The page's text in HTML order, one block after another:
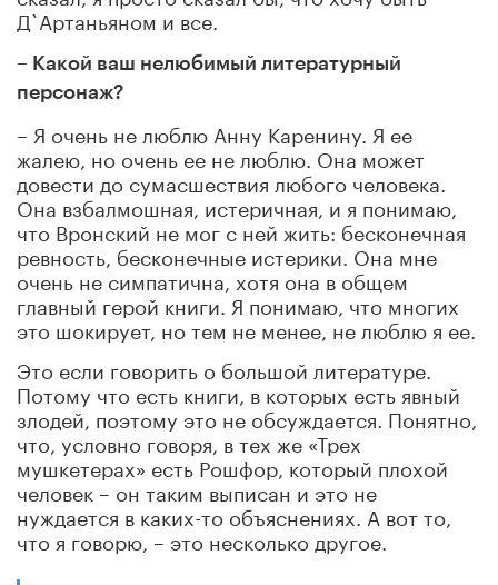
Д`Артаньяном и все.
– Какой ваш нелюбимый литературный
персонаж?
– Я очень не люблю Анну Каренину. Я ее
жалею, но очень ее не люблю. Она может
довести до сумасшествия любого человека.
Она взбалмошная, истеричная, и я понимаю,
что Вронский не мог с ней жить: бесконечная
ревность, бесконечные истерики. Она мне
очень не симпатична, хотя она в общем
главный герой книги. Я понимаю, что многих
это шокирует, но тем не менее, не люблю я ее.
Это если говорить о большой литературе.
Потому что есть книги, в которых есть явный
злодей, поэтому это не обсуждается. Понятно,
что, условно говоря, в тех же «Трех
мушкетерах» есть Рошфор, который плохой
человек – он таким выписан и это не
нуждается в каких-то объяснениях. А вот то,
что я говорю, – это несколько другое.